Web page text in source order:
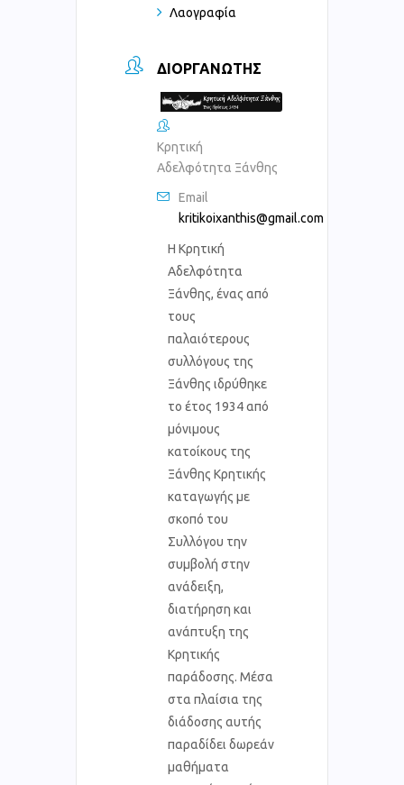
Λαογραφία
ΔΙΟΡΓΑΝΩΤΉΣ
Κρητική
Αδελφότητα Ξάνθης
Email
kritikoixanthis@gmail.com
Η Κρητική
Αδελφότητα
Ξάνθης, ένας από
τους
παλαιότερους
συλλόγους της
Ξάνθης ιδρύθηκε
το έτος 1934 από
μόνιμους
κατοίκους της
Ξάνθης Κρητικής
καταγωγής με
σκοπό του
Συλλόγου την
συμβολή στην
ανάδειξη,
διατήρηση και
ανάπτυξη της
Κρητικής
παράδοσης. Μέσα
στα πλαίσια της
διάδοσης αυτής
παραδίδει δωρεάν
μαθήματα